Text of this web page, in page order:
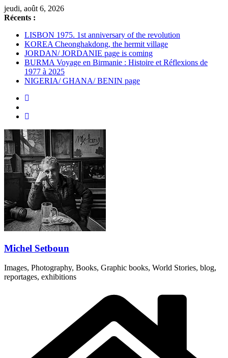
Passer
au
jeudi, août 6, 2026
Récents :
LISBON 1975. 1st anniversary of the revolution
KOREA Cheonghakdong, the hermit village
JORDAN/ JORDANIE page is coming
BURMA Voyage en Birmanie : Histoire et Réflexions de
1977 à 2025
NIGERIA/ GHANA/ BENIN page
Michel Setboun
Images, Photography, Books, Graphic books, World Stories, blog,
reportages, exhibitions